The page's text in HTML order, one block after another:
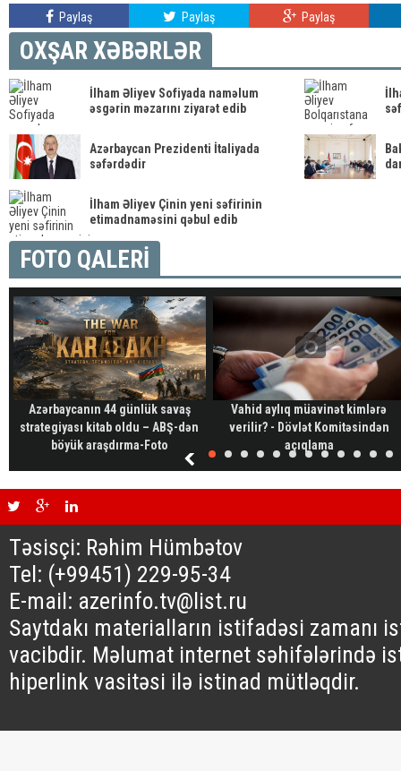
Paylaş Paylaş Paylaş
OXŞAR XƏBƏRLƏR
İlham Əliyev Sofiyada naməlum
əsgərin məzarını ziyarət edib
Azərbaycan Prezidenti İtaliyada
səfərdədir
İlham Əliyev Çinin yeni səfirinin
etimadnaməsini qəbul edib
FOTO QALERİ
Azərbaycanın 44 günlük savaş
strategiyası kitab oldu – ABŞ-dən
böyük araşdırma-Foto
Vahid aylıq müavinət kimlərə
verilir? - Dövlət Komitəsindən
açıqlama
Təsisçi: Rəhim Hümbətov
Tel: (+99451) 229-95-34
E-mail: azerinfo.tv@list.ru
Saytdakı materialların istifadəsi zamanı
vacibdir. Məlumat internet səhifələrində
hiperlink vasitəsi ilə istinad mütləqdir.